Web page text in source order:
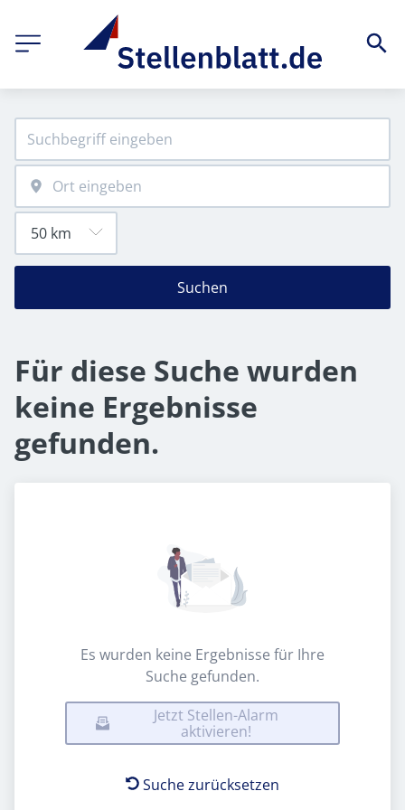
Suchen
Für diese Suche wurden
keine Ergebnisse
gefunden.
Es wurden keine Ergebnisse für Ihre
Suche gefunden.
Jetzt Stellen-Alarm
aktivieren!
Suche zurücksetzen